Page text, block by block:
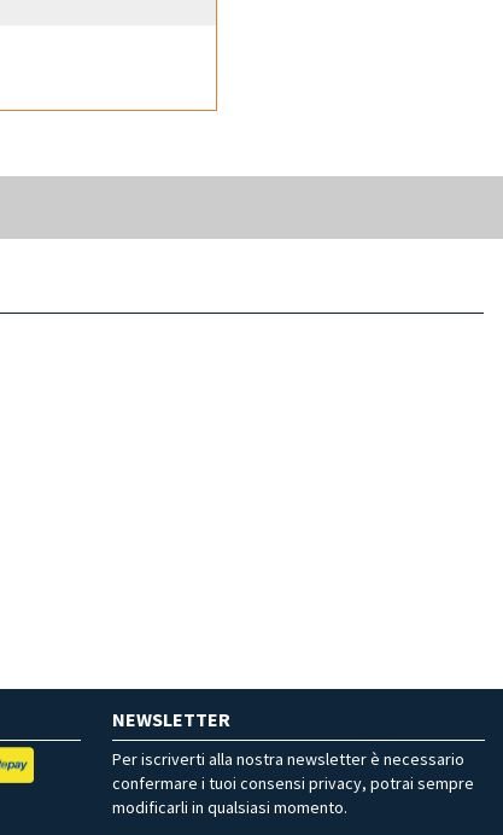
NEWSLETTER
Per iscriverti alla nostra newsletter è necessario
confermare i tuoi consensi privacy, potrai sempre
modificarli in qualsiasi momento.